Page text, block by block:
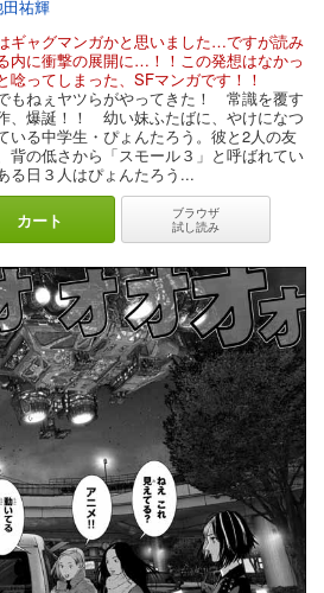
こと・やりたかったことを手放して生
思います。
親友で同じ吹奏楽部にいたおーちゃん。
をしています。彼女は義母から「専業
ょ」と言われちょっとしたお願いごとを
ことの積み重ねで家族によって勝手に予
奪われているという描写があります。
楽器を弾く余裕なんてない…。そんなお
沢山いらっしゃるのではないでしょう
アルで、ほんとうにいそうなほど普通な
チックな展開というよりは地味…かもし
んでいてとても心地よいのです。
チックな部分が秘められており、よりリ
る気分がします。
ドラマを描いた作品が増えてきている印
はやり直せる！頑張れ！！」という強い
「やりたいことがあったらやってみたら
ているのです。
。
んてことはないし、逃げても良い。
れるのが良いよね！というメッセージが
祐輝
ギャグマンガかと思いました…ですが読み
内に衝撃の展開に…！！この発想はなかっ
唸ってしまった、SFマンガです！！
もねぇヤツらがやってきた！ 常識を覆す
、爆誕！！ 幼い妹ふたばに、やけになつ
いる中学生・ぴょんたろう。彼と2人の友
背の低さから「スモール３」と呼ばれてい
る日３人はぴょんたろう...
カート
ブラウザ
試し読み